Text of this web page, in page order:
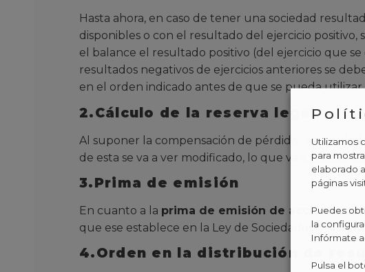
Hasta ahora, en caso de tener una sociedad
disponibles o con el resultado del ejercicio
el balance el resultado positivo (del ejercicio que
resultados negativos de ejercicios anteriores se
en el orden indicado antes de que se pueda
2.Cálculo de la reserva legal
Al suponer la compensación de pérdidas
de esta se va a ver modificado, lo que va a afectar
3.Prima de emisión
En cuanto a la prima de emisión de acciones
que ese establece en la Ley de Sociedades de
4.Orden en la distribución de
Utilizamos
para
elaborado
páginas
Puedes
la
Infórmate
Pulsa el